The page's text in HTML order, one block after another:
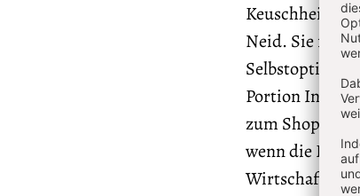
Keuschheit
Neid. Sie
Portion
zum Shoppen
wenn die